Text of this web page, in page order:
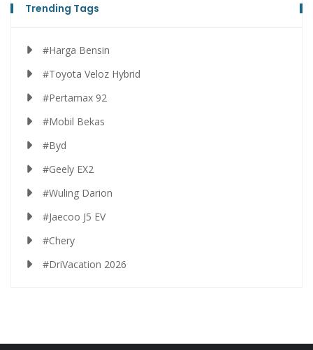
Trending Tags
#Harga Bensin
#Toyota Veloz Hybrid
#Pertamax 92
#Mobil Bekas
#Byd
#Geely EX2
#Wuling Darion
#Jaecoo J5 EV
#Chery
#DriVacation 2026